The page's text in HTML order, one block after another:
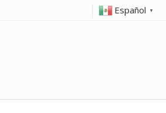
Español ▼